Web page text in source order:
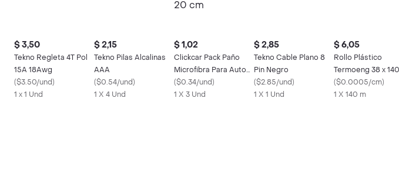
$ 3,50
Tekno Regleta 4T Pol
15A 18Awg
($3.50/und)
1 x 1 Und
$ 2,15
Tekno Pilas Alcalinas
AAA
($0.54/und)
1 X 4 Und
$ 1,02
Clickcar Pack Paño
Microfibra Para Auto
20 x 20 cm
($0.34/und)
1 X 3 Und
$ 2,85
Tekno Cable Plano 8
Pin Negro
($2.85/und)
1 X 1 Und
$ 6,05
Rollo Plástico
Termoeng 38 x
($0.0005/cm)
1 X 140 m